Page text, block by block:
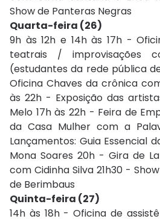
Show de Panteras Negras
Quarta-feira (26)
9h às 12h e 14h às 17h -
teatrais / improvisações
(estudantes da rede pública
Oficina Chaves da crônica
às 22h - Exposição das
Melo 17h às 22h - Feira de
da Casa Mulher com a
Lançamentos: Guia Essencial
Mona Soares 20h - Gira de
com Cidinha Silva 21h30 -
de Berimbaus
Quinta-feira (27)
14h às 18h - Oficina de